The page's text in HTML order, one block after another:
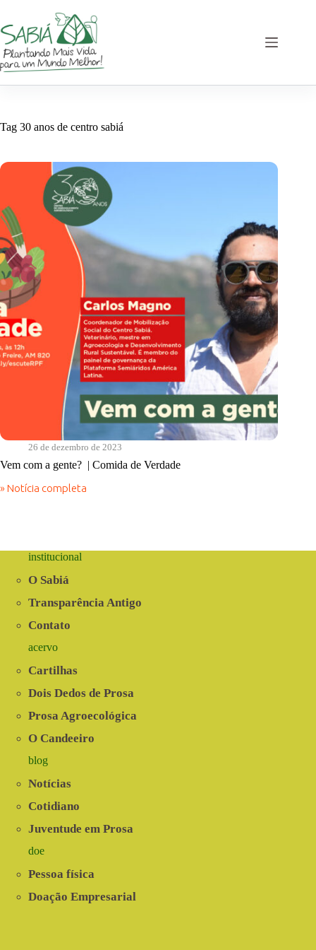
o
conteúdo
Tag 30 anos de centro sabiá
26 de dezembro de 2023
Vem com a gente? | Comida de Verdade
» Notícia completa
Vem
Comida
Verdade
institucional
O Sabiá
Transparência Antigo
Contato
acervo
Cartilhas
Dois Dedos de Prosa
Prosa Agroecológica
O Candeeiro
blog
Notícias
Cotidiano
Juventude em Prosa
doe
Pessoa física
Doação Empresarial